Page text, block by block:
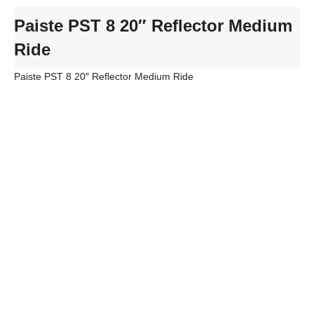
Paiste PST 8 20″ Reflector Medium
Ride
Paiste PST 8 20″ Reflector Medium Ride